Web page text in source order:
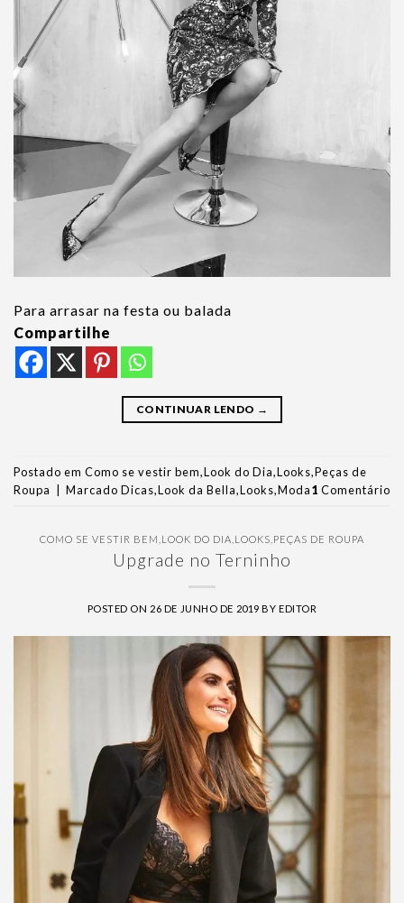
Para arrasar na festa ou balada
Compartilhe
CONTINUAR LENDO →
Postado em Como se vestir bem,Look do Dia,Looks,Peças de
Roupa | Marcado Dicas,Look da Bella,Looks,Moda1 Comentário
COMO SE VESTIR BEM LOOK DO DIA LOOKS PEÇAS DE ROUPA
Upgrade no Terninho
POSTED ON 26 DE JUNHO DE 2019 BYEDITOR